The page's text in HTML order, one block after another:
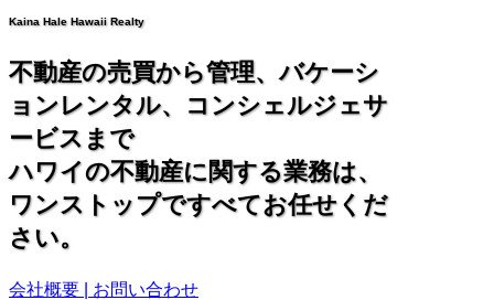
Kaina Hale Hawaii Realty
不動産の売買から管理、バケーシ
ョンレンタル、コンシェルジェサ
ービスまで
ハワイの不動産に関する業務は、
ワンストップですべてお任せくだ
さい。
会社概要 | お問い合わせ